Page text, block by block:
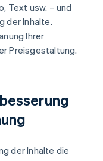
Text usw. – und
der Inhalte.
Ihrer
Preisgestaltung.
der Inhalte die